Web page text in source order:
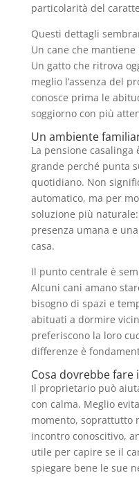
particolarità del
Questi dettagli
Un cane che
Un gatto che ritrova
meglio l’assenza del
conosce prima le
soggiorno con più
Un ambiente
La pensione
grande perché punta
quotidiano. Non
automatico, ma per
soluzione più
presenza umana e
casa.
Il punto centrale è
Alcuni cani amano
bisogno di spazi e
abituati a dormire
preferiscono la loro
differenze è
Cosa dovrebbe
Il proprietario può
con calma. Meglio
momento, soprattutto
incontro conoscitivo,
utile per capire se il
spiegare bene le sue